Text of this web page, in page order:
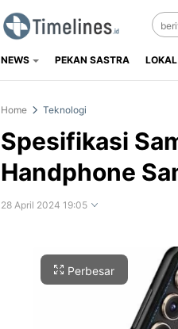
Timelines.id
Media Literasi, Sejarah & Budaya
NEWS PEKAN SASTRA LOKAL
Home Teknologi
Spesifikasi
Handphone
28 April 2024 19:05
Perbesar